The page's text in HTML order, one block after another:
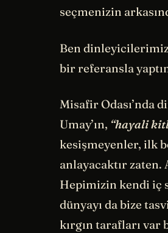
seçmenizin
Ben
bir referansla
Misafir Odası’nda
Umay’ın, “hayali
kesişmeyenler, ilk
anlayacaktır zaten.
Hepimizin kendi iç
dünyayı da bize
kırgın tarafları var